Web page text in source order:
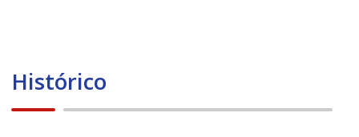
Histórico